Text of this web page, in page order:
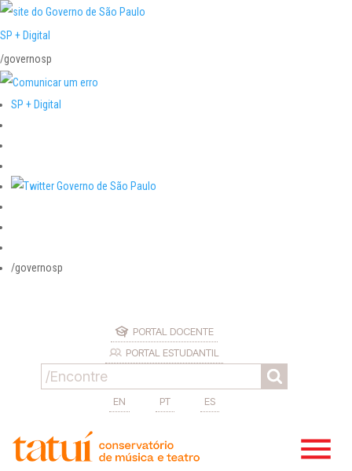
SP + Digital
/governosp
SP + Digital
/governosp
PORTAL DOCENTE
PORTAL ESTUDANTIL
EN PT ES